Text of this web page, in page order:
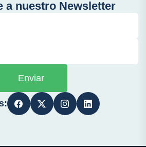
a nuestro Newsletter
Enviar